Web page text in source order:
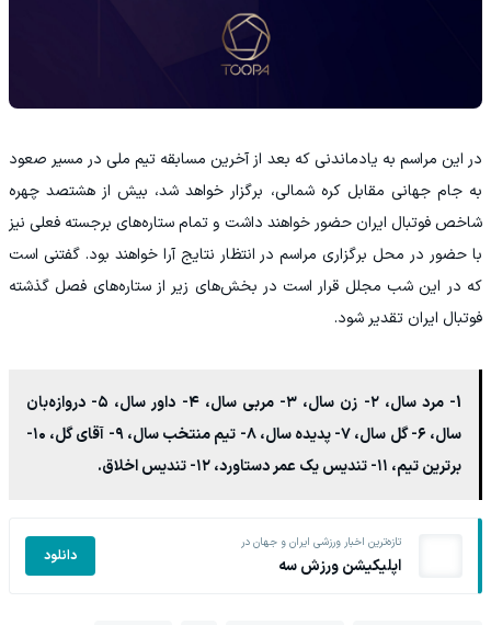
در این مراسم به یادماندنی که بعد از آخرین مسابقه تیم ملی در مسیر صعود
به جام جهانی مقابل کره شمالی، برگزار خواهد شد، بیش از هشتصد چهره
شاخص فوتبال ایران حضور خواهند داشت و تمام ستاره‌های برجسته فعلی نیز
با حضور در محل برگزاری مراسم در انتظار نتایج آرا خواهند بود. گفتنی است
که در این شب مجلل قرار است در بخش‌های زیر از ستاره‌های فصل گذشته
فوتبال ایران تقدیر شود.
1- مرد سال، ۲- زن سال، ۳- مربی سال، ۴- داور سال، ۵- دروازه‌بان
سال، ۶- گل سال، ۷- پدیده سال، ۸- تیم منتخب سال، ۹- آقای گل، ۱۰-
برترین تیم، ۱۱- تندیس یک عمر دستاورد، ۱۲- تندیس اخلاق.
تازه‌ترین اخبار ورزشی ایران و جهان در
اپلیکیشن ورزش سه دانلود